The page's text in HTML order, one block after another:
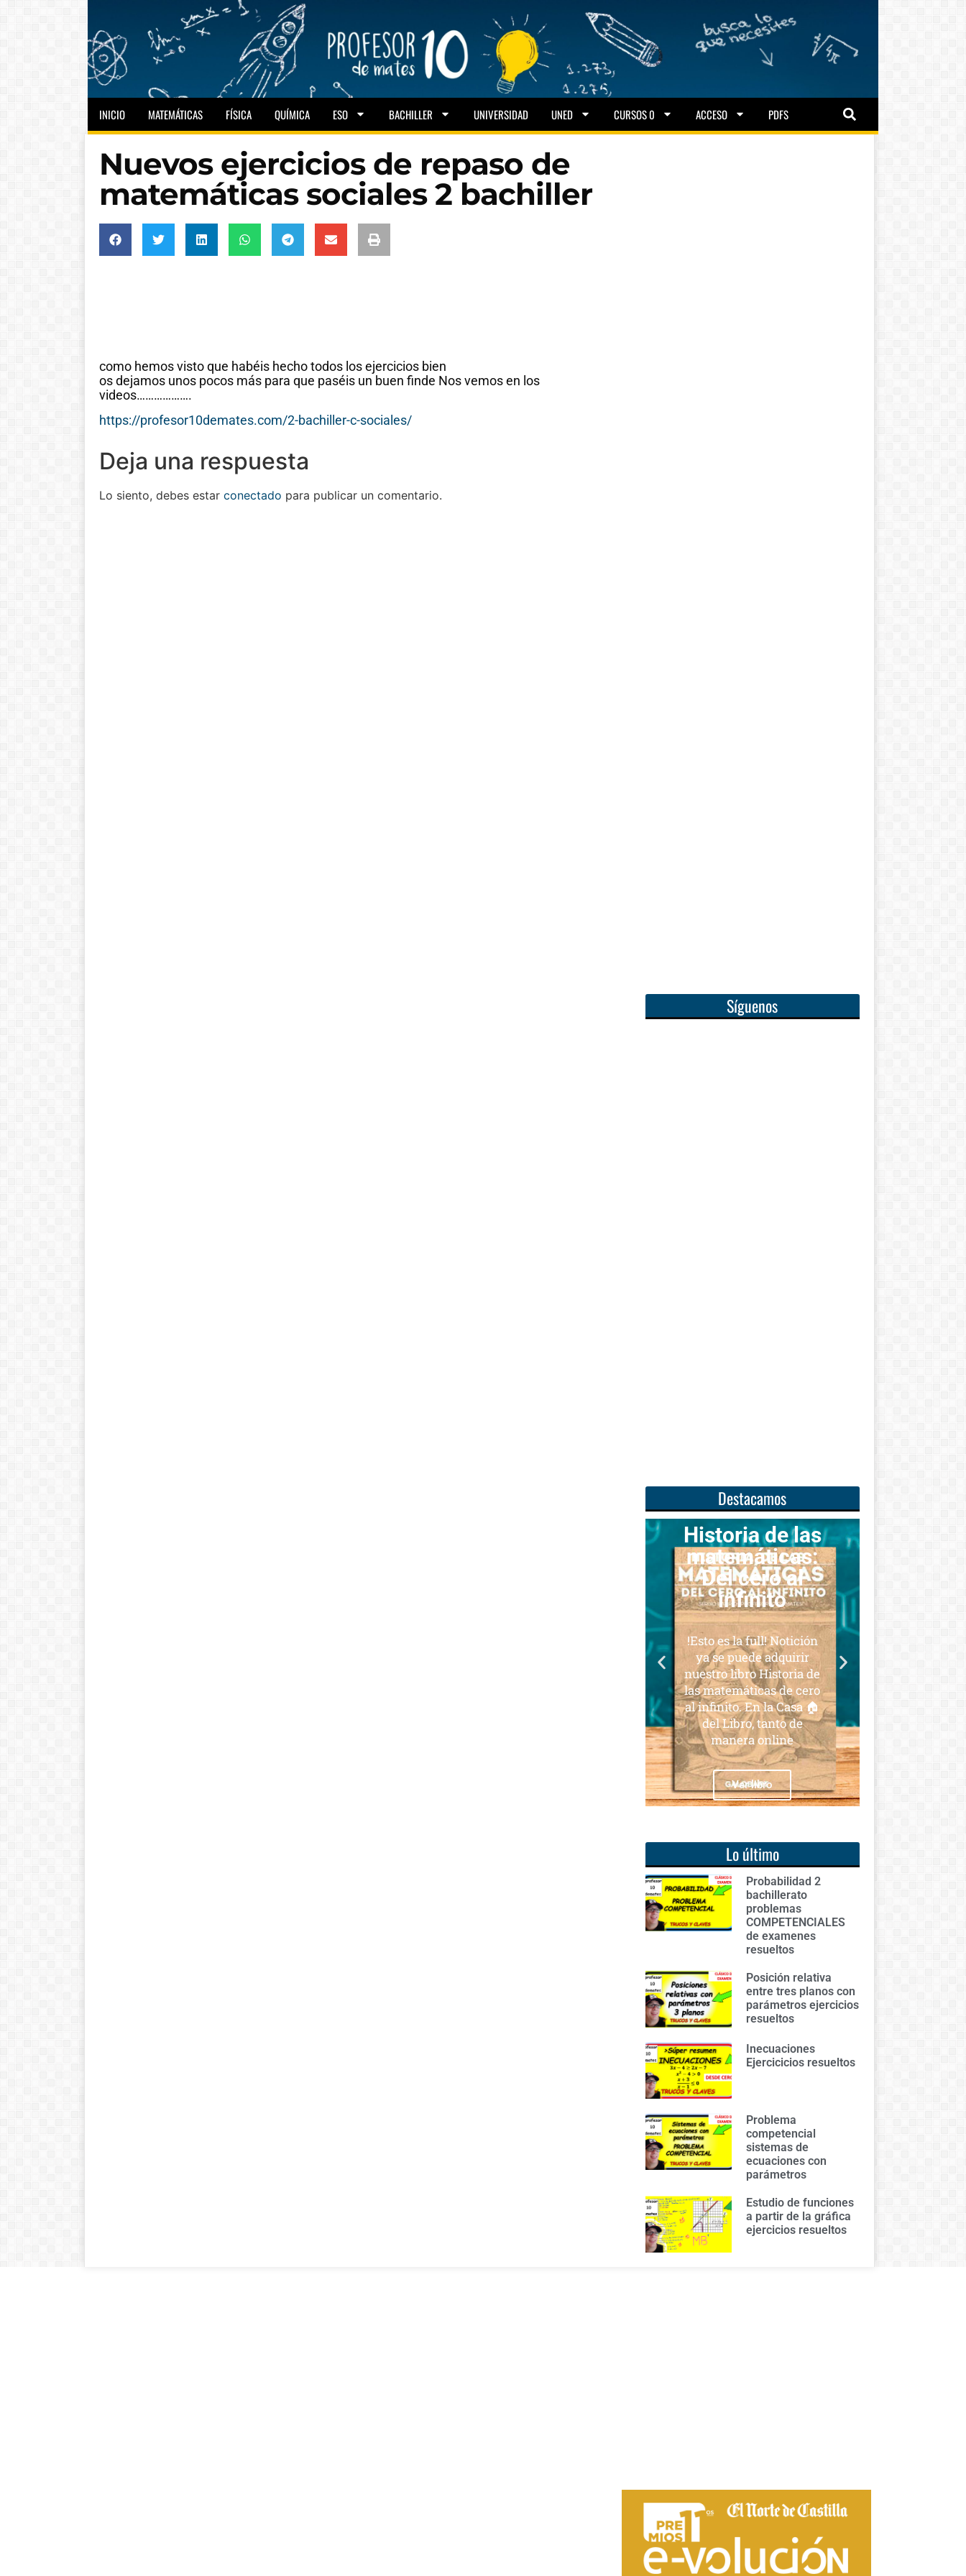
INICIO MATEMÁTICAS FÍSICA QUÍMICA ESO BACHILLER UNIVERSIDAD UNED CURSOS 0 ACCESO PDFS
Nuevos ejercicios de repaso de
matemáticas sociales 2 bachiller
como hemos visto que habéis hecho todos los ejercicios bien
os dejamos unos pocos más para que paséis un buen finde Nos vemos en los
videos……………….
https://profesor10demates.com/2-bachiller-c-sociales/
Deja una respuesta
Lo siento, debes estar conectado para publicar un comentario.
Síguenos
Destacamos
Lo último
Probabilidad 2
bachillerato
problemas
COMPETENCIALES
de examenes
resueltos
Posición relativa
entre tres planos con
parámetros ejercicios
resueltos
Inecuaciones
Ejercicicios resueltos
Problema
competencial
sistemas de
ecuaciones con
parámetros
Estudio de funciones
a partir de la gráfica
ejercicios resueltos